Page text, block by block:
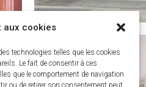
aux cookies
technologies telles que les cookies
Le fait de consentir à ces
que le comportement de navigation
ou de retirer son consentement peut